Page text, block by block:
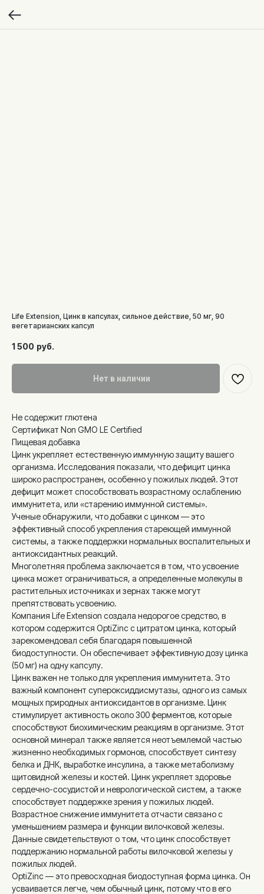
Life Extension, Цинк в капсулах, сильное действие, 50 мг, 90
вегетарианских капсул
1 500 руб.
Нет в наличии
Не содержит глютена
Сертификат Non GMO LE Certified
Пищевая добавка
Цинк укрепляет естественную иммунную защиту вашего
организма. Исследования показали, что дефицит цинка
широко распространен, особенно у пожилых людей. Этот
дефицит может способствовать возрастному ослаблению
иммунитета, или «старению иммунной системы».
Ученые обнаружили, что добавки с цинком — это
эффективный способ укрепления стареющей иммунной
системы, а также поддержки нормальных воспалительных и
антиоксидантных реакций.
Многолетняя проблема заключается в том, что усвоение
цинка может ограничиваться, а определенные молекулы в
растительных источниках и зернах также могут
препятствовать усвоению.
Компания Life Extension создала недорогое средство, в
котором содержится OptiZinc с цитратом цинка, который
зарекомендовал себя благодаря повышенной
биодоступности. Он обеспечивает эффективную дозу цинка
(50 мг) на одну капсулу.
Цинк важен не только для укрепления иммунитета. Это
важный компонент супероксиддисмутазы, одного из самых
мощных природных антиоксидантов в организме. Цинк
стимулирует активность около 300 ферментов, которые
способствуют биохимическим реакциям в организме. Этот
основной минерал также является неотъемлемой частью
жизненно необходимых гормонов, способствует синтезу
белка и ДНК, выработке инсулина, а также метаболизму
щитовидной железы и костей. Цинк укрепляет здоровье
сердечно-сосудистой и неврологической систем, а также
способствует поддержке зрения у пожилых людей.
Возрастное снижение иммунитета отчасти связано с
уменьшением размера и функции вилочковой железы.
Данные свидетельствуют о том, что цинк способствует
поддержанию нормальной работы вилочковой железы у
пожилых людей.
OptiZinc — это превосходная биодоступная форма цинка. Он
усваивается легче, чем обычный цинк, потому что в его